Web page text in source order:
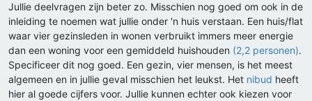
Jullie deelvragen zijn beter zo. Misschien nog goed om ook in de
inleiding te noemen wat jullie onder 'n huis verstaan. Een huis/flat
waar vier gezinsleden in wonen verbruikt immers meer energie
dan een woning voor een gemiddeld huishouden (2,2 personen).
Specificeer dit nog goed. Een gezin, vier mensen, is het meest
algemeen en in jullie geval misschien het leukst. Het nibud heeft
hier al goede cijfers voor. Jullie kunnen echter ook kiezen voor